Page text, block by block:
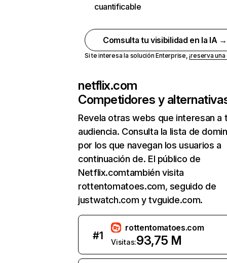
cuantificable
Comsulta tu visibilidad en la IA →
Si te interesa la solución Enterprise,¡reserva
netflix.com
Competidores y
Revela otras webs que interesan a
audiencia. Consulta la lista de
por los que navegan los usuarios a
continuación de. El público de
Netflix.comtambién visita
rottentomatoes.com, seguido de
justwatch.com y tvguide.com.
#1
rottentomatoes.com
Visitas:93,75 M